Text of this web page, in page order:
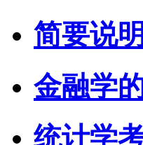
简要说
金融学
统计学